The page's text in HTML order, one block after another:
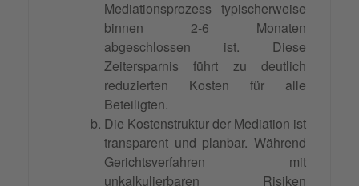
Mediationsprozess typischerweise
binnen 2-6 Monaten
abgeschlossen ist. Diese
Zeitersparnis führt zu deutlich
reduzierten Kosten für alle
Beteiligten.
Die Kostenstruktur der Mediation ist
transparent und planbar. Während
Gerichtsverfahren mit
unkalkulierbaren Risiken